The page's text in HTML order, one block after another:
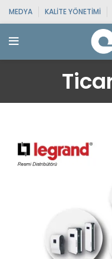
MEDYA KALITE YÖNETIMI